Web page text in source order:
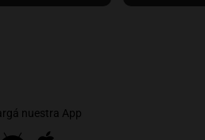
nuestra App